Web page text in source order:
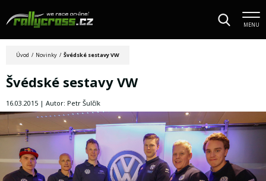
MENU
Úvod / Novinky / Švédské sestavy VW
Švédské sestavy VW
16.03.2015 | Autor: Petr Šulčík